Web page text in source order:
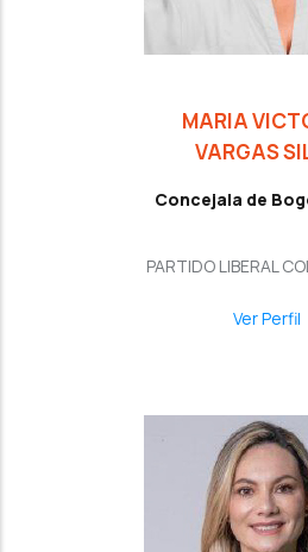
MARIA
VARGAS
Concejala de
PARTIDO LIBERAL
Ver Perfil